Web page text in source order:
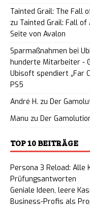
Tainted Grail: The Fall
zu Tainted Grail: Fall of
Seite von Avalon
Sparmaßnahmen bei
hunderte Mitarbeiter -
Ubisoft spendiert „Far
PS5
André H. zu Der
Manu zu Der
TOP 10 BEITRÄGE
Persona 3 Reload: Alle
Prüfungsantworten
Geniale Ideen, leere
Business-Profis als